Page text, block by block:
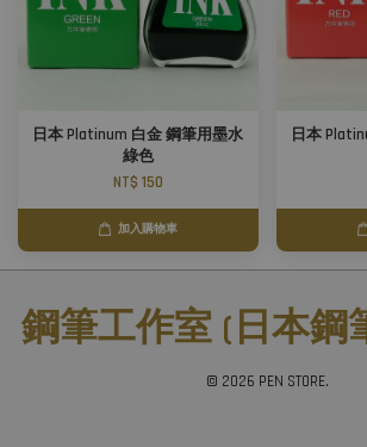
日本 Platinum 白金 鋼筆用墨水
綠色
NT$ 150
加入購物車
日本
鋼筆工作室 (日本鋼
© 2026 PEN STORE.